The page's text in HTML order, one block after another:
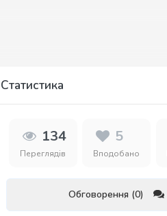
Статистика
134
Переглядів
5
Вподобано
Обговорення (0)